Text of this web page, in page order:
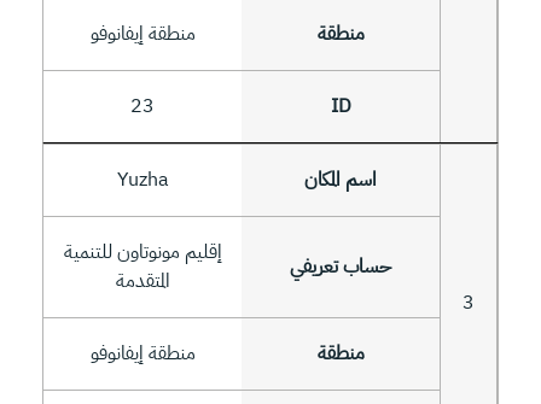
23
منطقة إيفانوفو
3
Yuzha
إقليم مونوتاون للتنمية
المتقدمة
منطقة إيفانوفو